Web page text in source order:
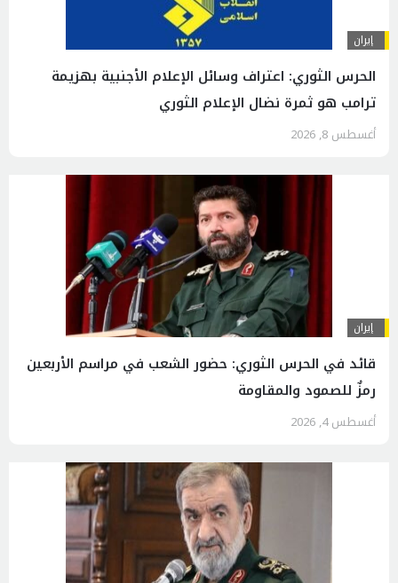
إيران
الحرس الثوري: اعتراف وسائل الإعلام الأجنبية بهزيمة
ترامب هو ثمرة نضال الإعلام الثوري
أغسطس 8, 2026
إيران
قائد في الحرس الثوري: حضور الشعب في مراسم الأربعين
رمزٌ للصمود والمقاومة
أغسطس 4, 2026